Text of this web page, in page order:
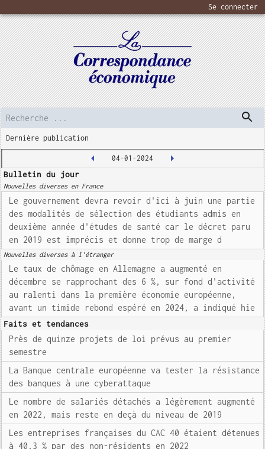
Se connecter
Dernière publication
04-01-2024
Bulletin du jour
Nouvelles diverses en France
Le gouvernement devra revoir d'ici à juin une partie
des modalités de sélection des étudiants admis en
deuxième année d'études de santé car le décret paru
en 2019 est imprécis et donne trop de marge d
Nouvelles diverses à l'étranger
Le taux de chômage en Allemagne a augmenté en
décembre se rapprochant des 6 %, sur fond d'activité
au ralenti dans la première économie européenne,
avant un timide rebond espéré en 2024, a indiqué hie
Faits et tendances
Près de quinze projets de loi prévus au premier
semestre
La Banque centrale européenne va tester la résistance
des banques à une cyberattaque
Le nombre de salariés détachés a légèrement augmenté
en 2022, mais reste en deçà du niveau de 2019
Les entreprises françaises du CAC 40 étaient détenues
à 40,3 % par des non-résidents en 2022